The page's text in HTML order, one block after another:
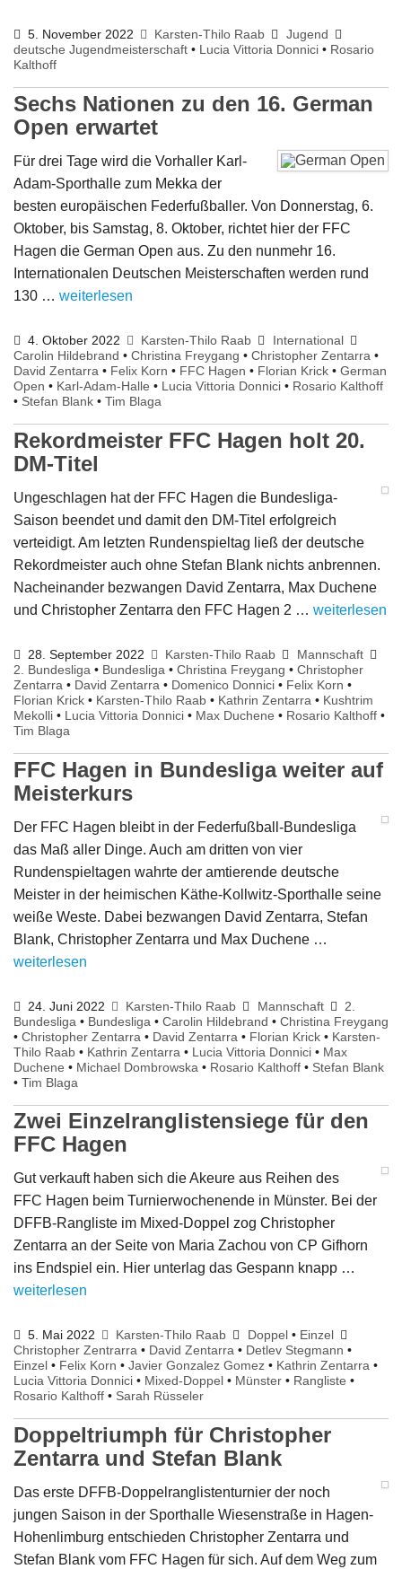
5. November 2022 Karsten-Thilo Raab
Jugend
deutsche Jugendmeisterschaft • Lucia Vittoria Donnici • Rosario
Kalthoff
Sechs Nationen zu den 16. German
Open erwartet
Für drei Tage wird die Vorhaller Karl-
Adam-Sporthalle zum Mekka der
besten europäischen Federfußballer. Von Donnerstag, 6.
Oktober, bis Samstag, 8. Oktober, richtet hier der FFC
Hagen die German Open aus. Zu den nunmehr 16.
Internationalen Deutschen Meisterschaften werden rund
130 … weiterlesen
4. Oktober 2022 Karsten-Thilo Raab
International
Carolin Hildebrand • Christina Freygang • Christopher Zentarra •
David Zentarra • Felix Korn • FFC Hagen • Florian Krick • German
Open • Karl-Adam-Halle • Lucia Vittoria Donnici • Rosario Kalthoff
• Stefan Blank • Tim Blaga
Rekordmeister FFC Hagen holt 20.
DM-Titel
Ungeschlagen hat der FFC Hagen die Bundesliga-
Saison beendet und damit den DM-Titel erfolgreich
verteidigt. Am letzten Rundenspieltag ließ der deutsche
Rekordmeister auch ohne Stefan Blank nichts anbrennen.
Nacheinander bezwangen David Zentarra, Max Duchene
und Christopher Zentarra den FFC Hagen 2 … weiterlesen
28. September 2022 Karsten-Thilo Raab
Mannschaft
2. Bundesliga • Bundesliga • Christina Freygang • Christopher
Zentarra • David Zentarra • Domenico Donnici • Felix Korn •
Florian Krick • Karsten-Thilo Raab • Kathrin Zentarra • Kushtrim
Mekolli • Lucia Vittoria Donnici • Max Duchene • Rosario Kalthoff •
Tim Blaga
FFC Hagen in Bundesliga weiter auf
Meisterkurs
Der FFC Hagen bleibt in der Federfußball-Bundesliga
das Maß aller Dinge. Auch am dritten von vier
Rundenspieltagen wahrte der amtierende deutsche
Meister in der heimischen Käthe-Kollwitz-Sporthalle seine
weiße Weste. Dabei bezwangen David Zentarra, Stefan
Blank, Christopher Zentarra und Max Duchene …
weiterlesen
24. Juni 2022 Karsten-Thilo Raab Mannschaft
2.
Bundesliga • Bundesliga • Carolin Hildebrand • Christina Freygang
• Christopher Zentarra • David Zentarra • Florian Krick • Karsten-
Thilo Raab • Kathrin Zentarra • Lucia Vittoria Donnici • Max
Duchene • Michael Dombrowska • Rosario Kalthoff • Stefan Blank
• Tim Blaga
Zwei Einzelranglistensiege für den
FFC Hagen
Gut verkauft haben sich die Akeure aus Reihen des
FFC Hagen beim Turnierwochenende in Münster. Bei der
DFFB-Rangliste im Mixed-Doppel zog Christopher
Zentarra an der Seite von Maria Zachou von CP Gifhorn
ins Endspiel ein. Hier unterlag das Gespann knapp …
weiterlesen
5. Mai 2022 Karsten-Thilo Raab Doppel• Einzel
Christopher Zentrarra • David Zentarra • Detlev Stegmann •
Einzel • Felix Korn • Javier Gonzalez Gomez • Kathrin Zentarra •
Lucia Vittoria Donnici • Mixed-Doppel • Münster • Rangliste •
Rosario Kalthoff • Sarah Rüsseler
Doppeltriumph für Christopher
Zentarra und Stefan Blank
Das erste DFFB-Doppelranglistenturnier der noch
jungen Saison in der Sporthalle Wiesenstraße in Hagen-
Hohenlimburg entschieden Christopher Zentarra und
Stefan Blank vom FFC Hagen für sich. Auf dem Weg zum